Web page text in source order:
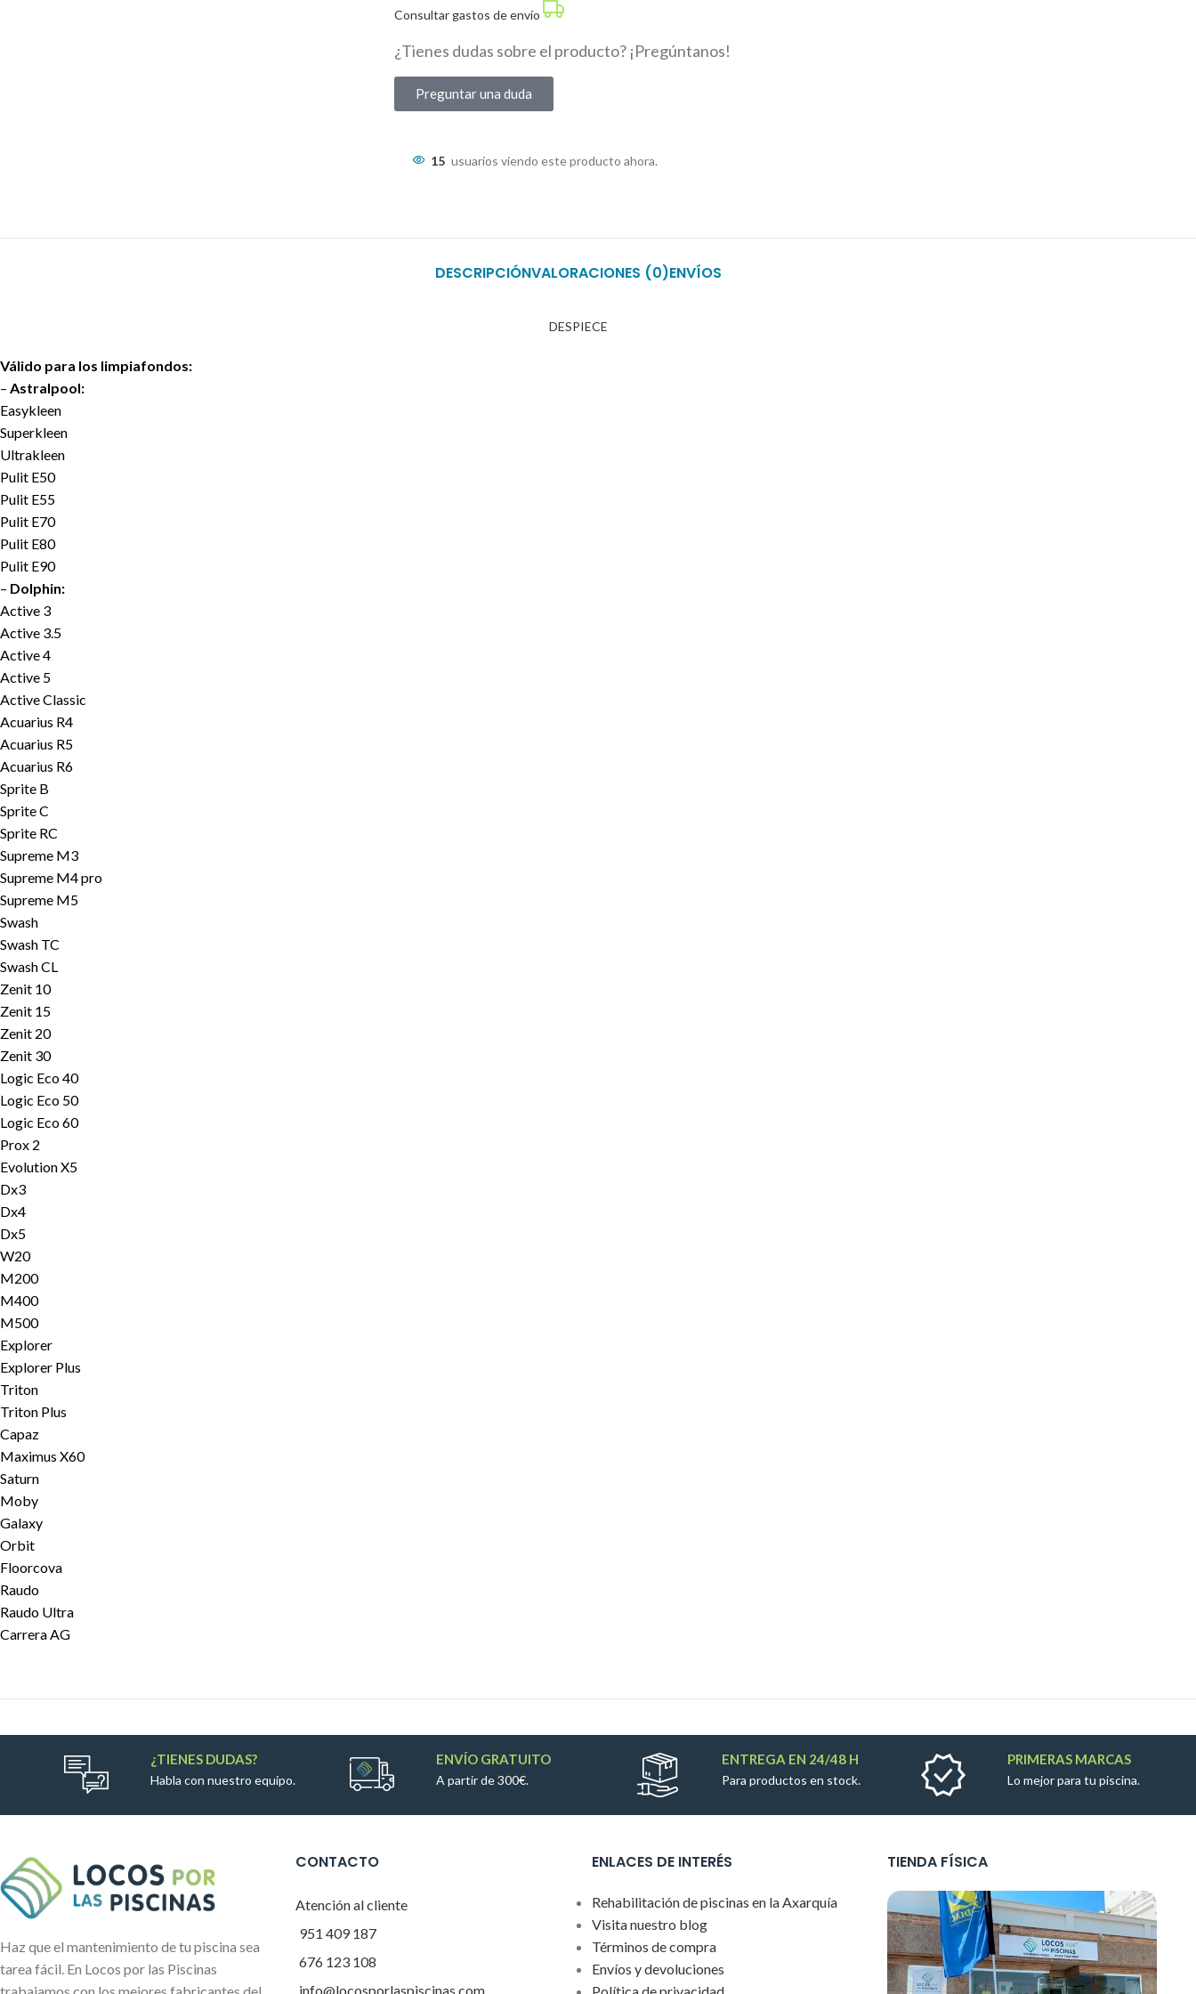
Consultar gastos de envío
¿Tienes dudas sobre el producto? ¡Pregúntanos!
Preguntar una duda
15 usuarios viendo este producto ahora.
DESCRIPCIÓNVALORACIONES (0)ENVÍOS
DESPIECE
Válido para los limpiafondos:
– Astralpool:
Easykleen
Superkleen
Ultrakleen
Pulit E50
Pulit E55
Pulit E70
Pulit E80
Pulit E90
– Dolphin:
Active 3
Active 3.5
Active 4
Active 5
Active Classic
Acuarius R4
Acuarius R5
Acuarius R6
Sprite B
Sprite C
Sprite RC
Supreme M3
Supreme M4 pro
Supreme M5
Swash
Swash TC
Swash CL
Zenit 10
Zenit 15
Zenit 20
Zenit 30
Logic Eco 40
Logic Eco 50
Logic Eco 60
Prox 2
Evolution X5
Dx3
Dx4
Dx5
W20
M200
M400
M500
Explorer
Explorer Plus
Triton
Triton Plus
Capaz
Maximus X60
Saturn
Moby
Galaxy
Orbit
Floorcova
Raudo
Raudo Ultra
Carrera AG
¿TIENES DUDAS?
Habla con nuestro equipo.
ENVÍO GRATUITO
A partir de 300€.
ENTREGA EN 24/48 H
Para productos en stock.
PRIMERAS MARCAS
Lo mejor para tu piscina.
Haz que el mantenimiento de tu piscina sea
tarea fácil. En Locos por las Piscinas
CONTACTO
Atención al cliente
951 409 187
676 123 108
info@locosporlaspiscinas.com
ENLACES DE INTERÉS
Rehabilitación de piscinas en la Axarquía
Visita nuestro blog
Términos de compra
Envíos y devoluciones
TIENDA FÍSICA